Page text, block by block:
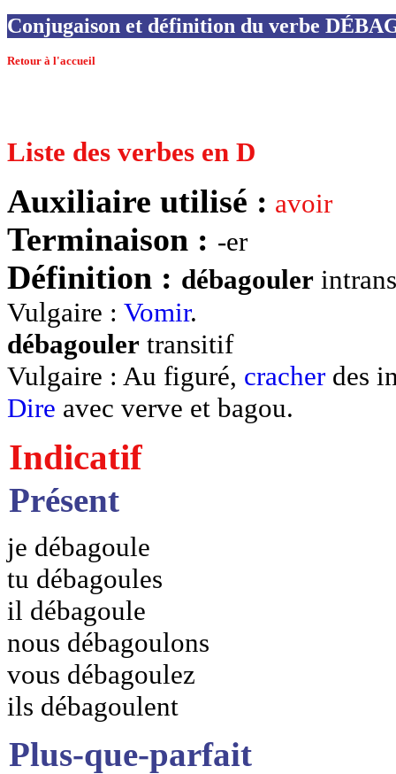
Conjugaison et définition du verbe
Retour à l'accueil
Liste des verbes en D
Auxiliaire utilisé : avoir
Terminaison : -er
Définition : débagouler
Vulgaire : Vomir.
débagouler transitif
Vulgaire : Au figuré, cracher des
Dire avec verve et bagou.
Indicatif
Présent
je débagoule
tu débagoules
il débagoule
nous débagoulons
vous débagoulez
ils débagoulent
Plus-que-parfait